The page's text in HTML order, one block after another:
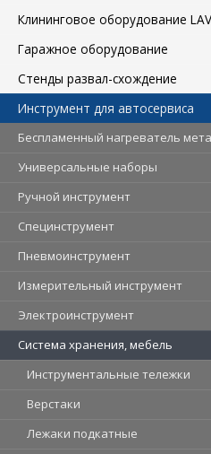
Клининговое оборудование
Гаражное оборудование
Стенды развал-схождение
Инструмент для автосервиса
Беспламенный нагреватель
Универсальные наборы
Ручной инструмент
Специнструмент
Пневмоинструмент
Измерительный инструмент
Электроинструмент
Система хранения, мебель
Инструментальные тележки
Верстаки
Лежаки подкатные